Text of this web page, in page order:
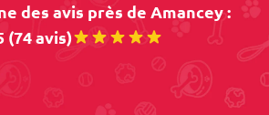
des avis près de Amancey :
(74 avis)